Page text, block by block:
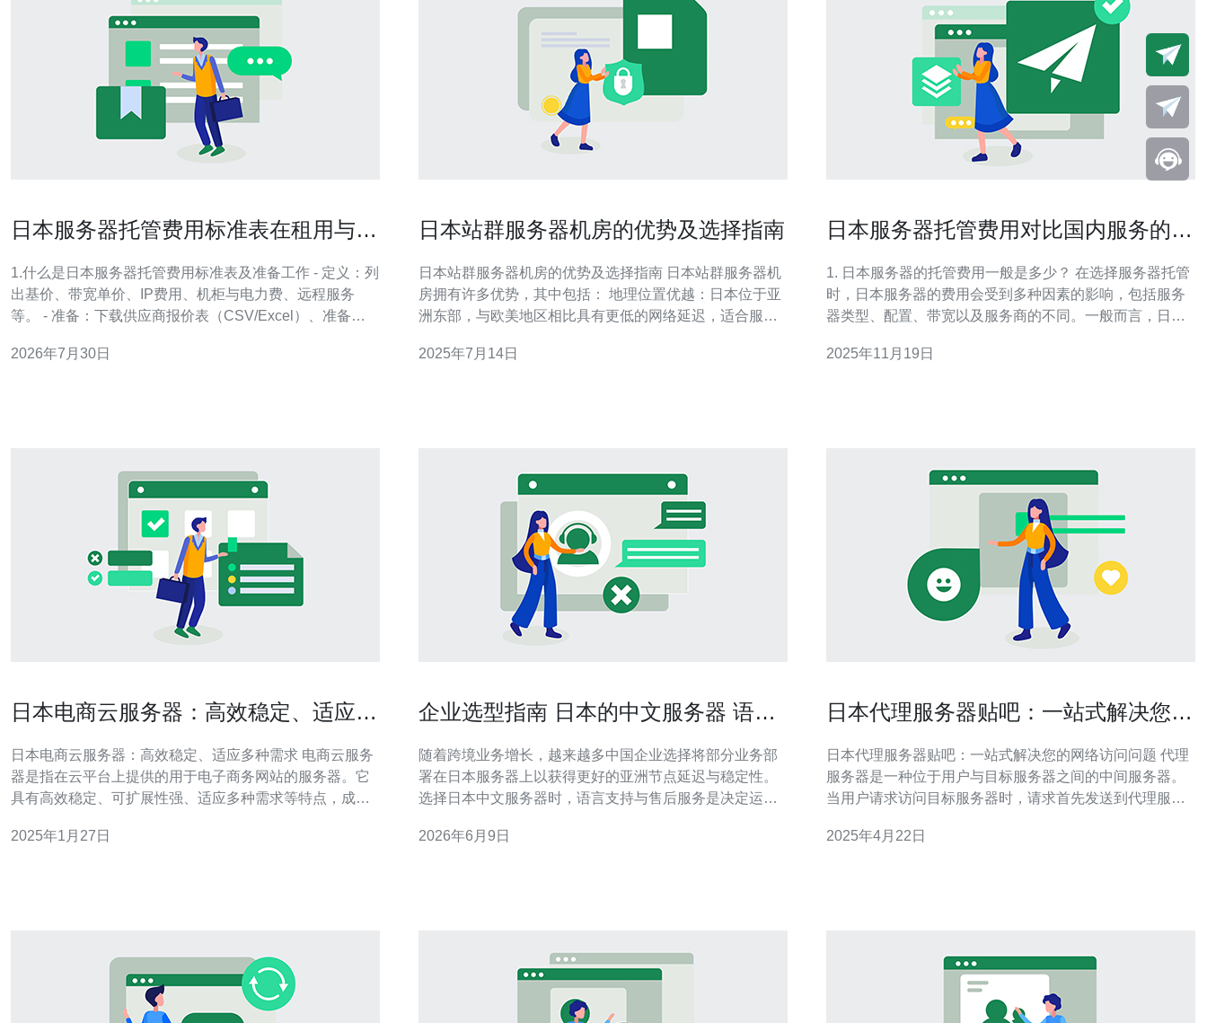
日本服务器托管费用标准表在租用与托
1.什么是日本服务器托管费用标准表及准备工作 - 定义：列
出基价、带宽单价、IP费用、机柜与电力费、远程服务
等。 - 准备：下载供应商报价表（CSV/Excel）、准备
2.逐项解读费用项与单位转换 - 步骤1：识别列名（Base、
2026年7月30日
日本站群服务器机房的优势及选择指南
日本站群服务器机房的优势及选择指南 日本站群服务器机
房拥有许多优势，其中包括： 地理位置优越：日本位于亚
洲东部，与欧美地区相比具有更低的网络延迟，适合服务
应体系，确保服务器运行稳定。 优质的网络设施：日本拥
2025年7月14日
日本服务器托管费用对比国内服务的优
1. 日本服务器的托管费用一般是多少？ 在选择服务器托管
时，日本服务器的费用会受到多种因素的影响，包括服务
器类型、配置、带宽以及服务商的不同。一般而言，日本
基础的虚拟主机，费用可能在每月200元左右，而高性能的
2025年11月19日
日本电商云服务器：高效稳定、适应多
日本电商云服务器：高效稳定、适应多种需求 电商云服务
器是指在云平台上提供的用于电子商务网站的服务器。它
具有高效稳定、可扩展性强、适应多种需求等特点，成为
对于电商云服务器的需求也越来越大。以下是日本电商云
2025年1月27日
企业选型指南 日本的中文服务器 语言
随着跨境业务增长，越来越多中国企业选择将部分业务部
署在日本服务器上以获得更好的亚洲节点延迟与稳定性。
选择日本中文服务器时，语言支持与售后服务是决定运维
机商应提供中文界面或中文控制面板、中文技术文档与中
2026年6月9日
日本代理服务器贴吧：一站式解决您的
日本代理服务器贴吧：一站式解决您的网络访问问题 代理
服务器是一种位于用户与目标服务器之间的中间服务器。
当用户请求访问目标服务器时，请求首先发送到代理服务
务器的响应返回给用户。代理服务器可以隐藏用户的真实
2025年4月22日